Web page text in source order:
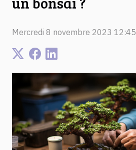
Mercredi 8 novembre 2023 12:45